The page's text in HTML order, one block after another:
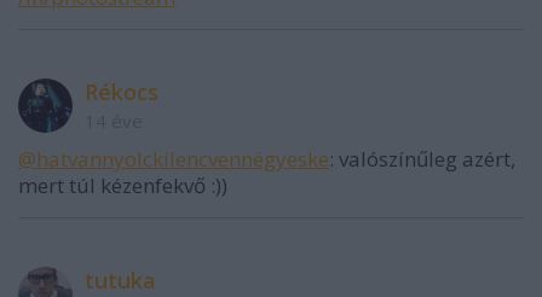
Rékocs
@hatvannyolckilencvennégyeske: valószínűleg azért,
mert túl kézenfekvő :))
tutuka